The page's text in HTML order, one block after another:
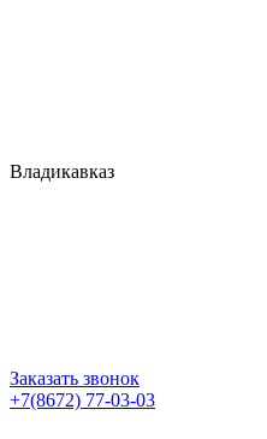
Владикавказ
Заказать звонок
+7(8672) 77-03-03